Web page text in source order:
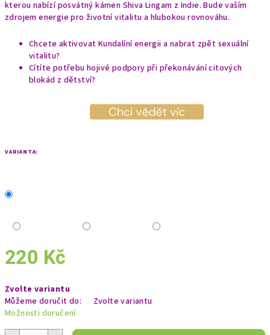
kterou nabízí posvátný kámen Shiva Lingam z Indie. Bude vaším
zdrojem energie pro životní vitalitu a hlubokou rovnováhu.
Chcete aktivovat Kundalíní energii a nabrat zpět sexuální
vitalitu?
Cítíte potřebu hojivé podpory při překonávání citových
blokád z dětství?
VARIANTA:
220 Kč
cena:
Zvolte variantu
Můžeme doručit do:
Zvolte variantu
Možnosti doručení